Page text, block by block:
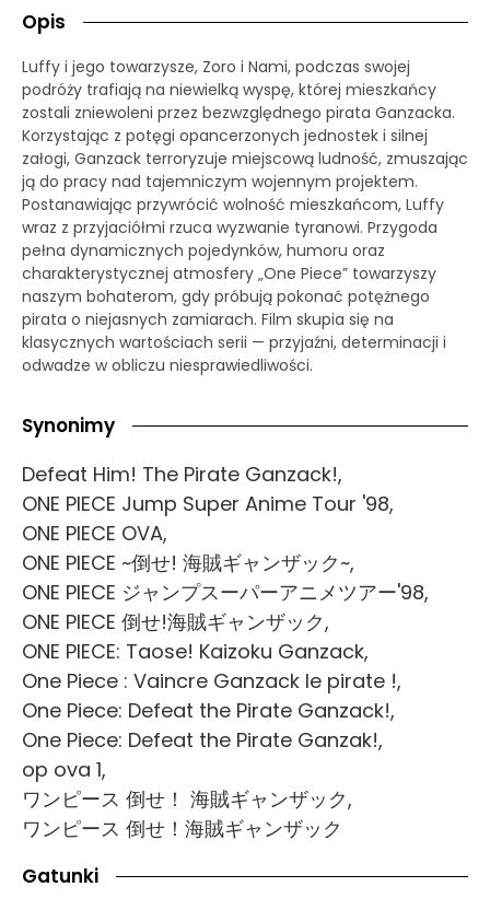
Opis
Luffy i jego towarzysze, Zoro i Nami, podczas swojej
podróży trafiają na niewielką wyspę, której mieszkańcy
zostali zniewoleni przez bezwzględnego pirata Ganzacka.
Korzystając z potęgi opancerzonych jednostek i silnej
załogi, Ganzack terroryzuje miejscową ludność, zmuszając
ją do pracy nad tajemniczym wojennym projektem.
Postanawiając przywrócić wolność mieszkańcom, Luffy
wraz z przyjaciółmi rzuca wyzwanie tyranowi. Przygoda
pełna dynamicznych pojedynków, humoru oraz
charakterystycznej atmosfery „One Piece” towarzyszy
naszym bohaterom, gdy próbują pokonać potężnego
pirata o niejasnych zamiarach. Film skupia się na
klasycznych wartościach serii — przyjaźni, determinacji i
odwadze w obliczu niesprawiedliwości.
Synonimy
Defeat Him! The Pirate Ganzack!,
ONE PIECE Jump Super Anime Tour '98,
ONE PIECE OVA,
ONE PIECE ~倒せ! 海賊ギャンザック~,
ONE PIECE ジャンプスーパーアニメツアー'98,
ONE PIECE 倒せ!海賊ギャンザック,
ONE PIECE: Taose! Kaizoku Ganzack,
One Piece : Vaincre Ganzack le pirate !,
One Piece: Defeat the Pirate Ganzack!,
One Piece: Defeat the Pirate Ganzak!,
op ova 1,
ワンピース 倒せ！ 海賊ギャンザック,
ワンピース 倒せ！海賊ギャンザック
Gatunki